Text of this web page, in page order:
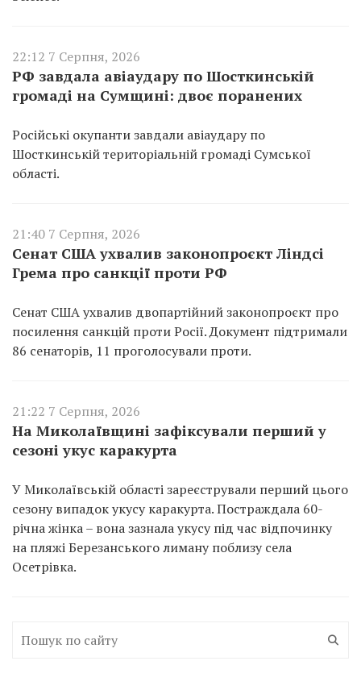
22:12 7 Серпня, 2026
РФ завдала авіаудару по Шосткинській
громаді на Сумщині: двоє поранених
Російські окупанти завдали авіаудару по
Шосткинській територіальній громаді Сумської
області.
21:40 7 Серпня, 2026
Сенат США ухвалив законопроєкт Ліндсі
Грема про санкції проти РФ
Сенат США ухвалив двопартійний законопроєкт про
посилення санкцій проти Росії. Документ підтримали
86 сенаторів, 11 проголосували проти.
21:22 7 Серпня, 2026
На Миколаївщині зафіксували перший у
сезоні укус каракурта
У Миколаївській області зареєстрували перший цього
сезону випадок укусу каракурта. Постраждала 60-
річна жінка – вона зазнала укусу під час відпочинку
на пляжі Березанського лиману поблизу села
Осетрівка.